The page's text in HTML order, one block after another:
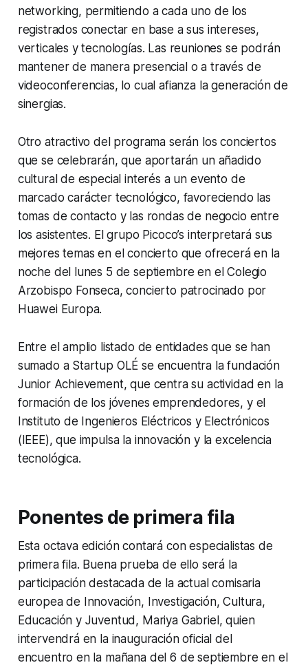
networking, permitiendo a cada uno de los
registrados conectar en base a sus intereses,
verticales y tecnologías. Las reuniones se podrán
mantener de manera presencial o a través de
videoconferencias, lo cual afianza la generación de
sinergias.
Otro atractivo del programa serán los conciertos
que se celebrarán, que aportarán un añadido
cultural de especial interés a un evento de
marcado carácter tecnológico, favoreciendo las
tomas de contacto y las rondas de negocio entre
los asistentes. El grupo Picoco’s interpretará sus
mejores temas en el concierto que ofrecerá en la
noche del lunes 5 de septiembre en el Colegio
Arzobispo Fonseca, concierto patrocinado por
Huawei Europa.
Entre el amplio listado de entidades que se han
sumado a Startup OLÉ se encuentra la fundación
Junior Achievement, que centra su actividad en la
formación de los jóvenes emprendedores, y el
Instituto de Ingenieros Eléctricos y Electrónicos
(IEEE), que impulsa la innovación y la excelencia
tecnológica.
Ponentes de primera fila
Esta octava edición contará con especialistas de
primera fila. Buena prueba de ello será la
participación destacada de la actual comisaria
europea de Innovación, Investigación, Cultura,
Educación y Juventud, Mariya Gabriel, quien
intervendrá en la inauguración oficial del
encuentro en la mañana del 6 de septiembre en el